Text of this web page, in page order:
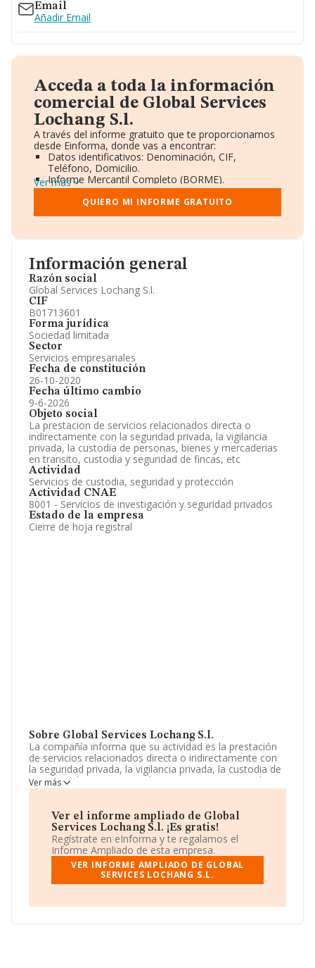
Información general
Razón social
Global Services Lochang S.l.
CIF
B01713601
Forma jurídica
Sociedad limitada
Sector
Servicios empresariales
Fecha de constitución
26-10-2020
Fecha último cambio
9-6-2026
Objeto social
La prestacion de servicios relacionados directa o
indirectamente con la seguridad privada, la vigilancia
privada, la custodia de personas, bienes y mercaderias
en transito, custodia y seguridad de fincas, etc
Actividad
Servicios de custodia, seguridad y protección
Actividad CNAE
8001 - Servicios de investigación y seguridad privados
Estado de la empresa
Cierre de hoja registral
Sobre Global Services Lochang S.l.
La compañía informa que su actividad es la prestación
de servicios relacionados directa o indirectamente con
la seguridad privada, la vigilancia privada, la custodia de
personas, bienes y mercaderias en transito, custodia y
seguridad de fincas, etc. La sociedad está registrada
CNAE corresponde a '%cnae%', cuyo Código es 8001.
No realiza actividad de importación y/o exportación.
La empresaGlobal Services Lochang S.L
número de identificación fiscal B01713601, está situada
en Calle Gomis núm. 34 Bj, (08023), en el municipio de
Barcelona, Cataluña.
En relación con el sector y disponiendo de los datos de
Ver más
Ver el informe ampliado de Global
Services Lochang S.l. ¡Es gratis!
Regístrate en eInforma y te regalamos el
Informe Ampliado de esta empresa.
VER INFORME AMPLIADO DE GLOBAL
SERVICES LOCHANG S.L.
Email
Añadir Email
Acceda a toda la información
comercial de Global Services
Lochang S.l.
A través del informe gratuito que te proporcionamos
desde Einforma, donde vas a encontrar:
Datos identificativos: Denominación, CIF,
Teléfono, Domicilio.
Informe Mercantil Completo (BORME).
Gráficos de Evolución Ventas y Empleados.
Consejo de Administración y Administradores.
Directivos y Ejecutivos.
Información oficial y registral complementaria.
Ver más
QUIERO MI INFORME GRATUITO